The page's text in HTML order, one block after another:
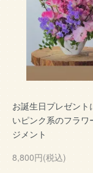
お誕生日プレゼント
いピンク系のフラワ
ジメント
8,800円(税込)